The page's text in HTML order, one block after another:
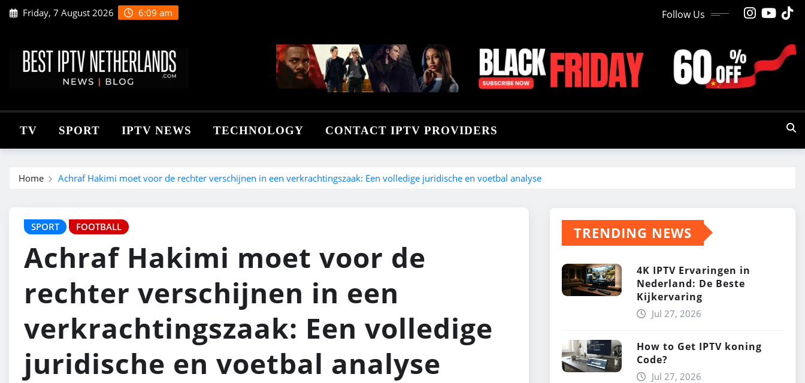
Skip Friday, 7 August 2026 6:09 am Follow Us
TV SPORT IPTV NEWS TECHNOLOGY CONTACT IPTV PROVIDERS
Home Achraf Hakimi moet voor de rechter verschijnen in een verkrachtingszaak: Een volledige juridische en voetbal analyse
SPORT FOOTBALL
Achraf Hakimi moet voor de
rechter verschijnen in een
verkrachtingszaak: Een volledige
juridische en voetbal analyse
TRENDING NEWS
4K IPTV Ervaringen in
Nederland: De Beste
Kijkervaring
Jul 27, 2026
How to Get IPTV koning
Code?
Jul 27, 2026